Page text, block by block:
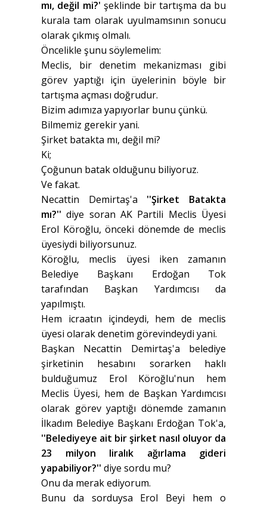
mı, değil mi?' şeklinde bir tartışma da bu
kurala tam olarak uyulmamsının sonucu
olarak çıkmış olmalı.
Öncelikle şunu söylemelim:
Meclis, bir denetim mekanizması gibi
görev yaptığı için üyelerinin böyle bir
tartışma açması doğrudur.
Bizim adımıza yapıyorlar bunu çünkü.
Bilmemiz gerekir yani.
Şirket batakta mı, değil mi?
Ki;
Çoğunun batak olduğunu biliyoruz.
Ve fakat.
Necattin Demirtaş'a ''Şirket Batakta
mı?'' diye soran AK Partili Meclis Üyesi
Erol Köroğlu, önceki dönemde de meclis
üyesiydi biliyorsunuz.
Köroğlu, meclis üyesi iken zamanın
Belediye Başkanı Erdoğan Tok
tarafından Başkan Yardımcısı da
yapılmıştı.
Hem icraatın içindeydi, hem de meclis
üyesi olarak denetim görevindeydi yani.
Başkan Necattin Demirtaş'a belediye
şirketinin hesabını sorarken haklı
bulduğumuz Erol Köroğlu'nun hem
Meclis Üyesi, hem de Başkan Yardımcısı
olarak görev yaptığı dönemde zamanın
İlkadım Belediye Başkanı Erdoğan Tok'a,
''Belediyeye ait bir şirket nasıl oluyor da
23 milyon liralık ağırlama gideri
yapabiliyor?'' diye sordu mu?
Onu da merak ediyorum.
Bunu da sorduysa Erol Beyi hem o